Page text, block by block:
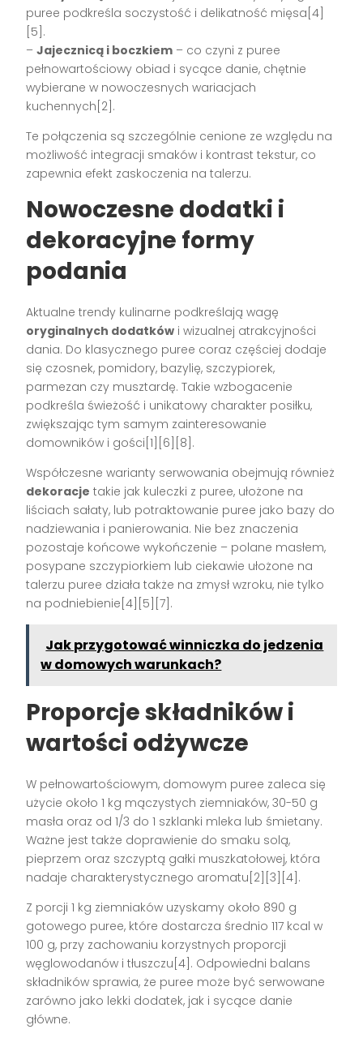
puree podkreśla soczystość i delikatność mięsa[4]
[5].
–Jajecznicą i boczkiem – co czyni z puree
pełnowartościowy obiad i sycące danie, chętnie
wybierane w nowoczesnych wariacjach
kuchennych[2].
Te połączenia są szczególnie cenione ze względu na
możliwość integracji smaków i kontrast tekstur, co
zapewnia efekt zaskoczenia na talerzu.
Nowoczesne dodatki i
dekoracyjne formy
podania
Aktualne trendy kulinarne podkreślają wagę
oryginalnych dodatków i wizualnej atrakcyjności
dania. Do klasycznego puree coraz częściej dodaje
się czosnek, pomidory, bazylię, szczypiorek,
parmezan czy musztardę. Takie wzbogacenie
podkreśla świeżość i unikatowy charakter posiłku,
zwiększając tym samym zainteresowanie
domowników i gości[1][6][8].
Współczesne warianty serwowania obejmują również
dekoracje takie jak kuleczki z puree, ułożone na
liściach sałaty, lub potraktowanie puree jako bazy do
nadziewania i panierowania. Nie bez znaczenia
pozostaje końcowe wykończenie – polane masłem,
posypane szczypiorkiem lub ciekawie ułożone na
talerzu puree działa także na zmysł wzroku, nie tylko
na podniebienie[4][5][7].
Jak przygotować winniczka do jedzenia
w domowych warunkach?
Proporcje składników i
wartości odżywcze
W pełnowartościowym, domowym puree zaleca się
użycie około 1 kg mączystych ziemniaków, 30-50 g
masła oraz od 1/3 do 1 szklanki mleka lub śmietany.
Ważne jest także doprawienie do smaku solą,
pieprzem oraz szczyptą gałki muszkatołowej, która
nadaje charakterystycznego aromatu[2][3][4].
Z porcji 1 kg ziemniaków uzyskamy około 890 g
gotowego puree, które dostarcza średnio 117 kcal w
100 g, przy zachowaniu korzystnych proporcji
węglowodanów i tłuszczu[4]. Odpowiedni balans
składników sprawia, że puree może być serwowane
zarówno jako lekki dodatek, jak i sycące danie
główne.